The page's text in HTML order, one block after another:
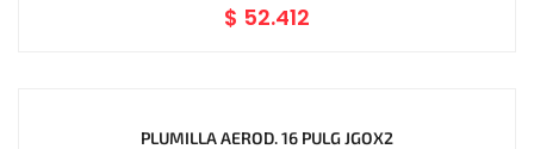
$ 52.412
PLUMILLA AEROD. 16 PULG JGOX2